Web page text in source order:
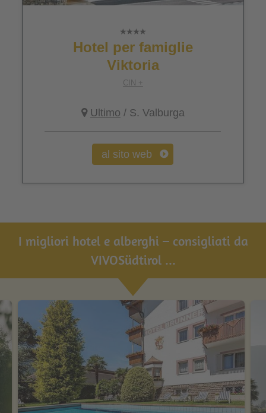
Hotel per famiglie
Viktoria
CIN +
Ultimo / S. Valburga
al sito web
I migliori hotel e alberghi – consigliati da
VIVOSüdtirol ...